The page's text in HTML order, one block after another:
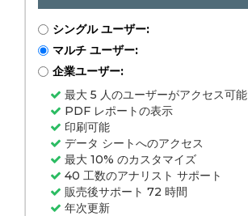
シングル ユーザー:
マルチ ユーザー:
企業ユーザー:
最大 5 人のユーザーがアクセス可能
PDF レポートの表示
印刷可能
データ シートへのアクセス
最大 10% のカスタマイズ
40 工数のアナリスト サポート
販売後サポート 72 時間
年次更新